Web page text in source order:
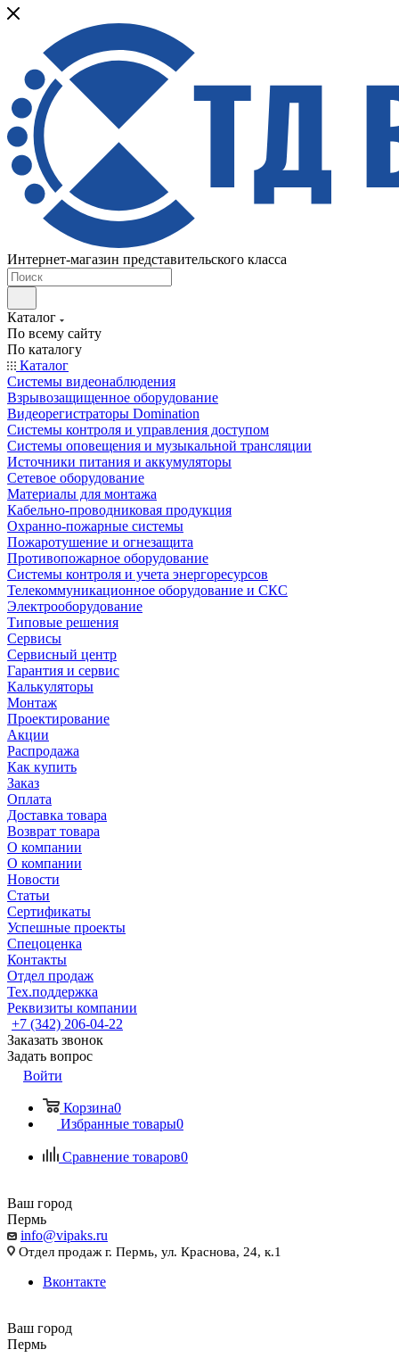
Интернет-магазин представительского класса
Каталог
По всему сайту
По каталогу
Каталог
Системы видеонаблюдения
Взрывозащищенное оборудование
Видеорегистраторы Domination
Системы контроля и управления доступом
Системы оповещения и музыкальной трансляции
Источники питания и аккумуляторы
Сетевое оборудование
Материалы для монтажа
Кабельно-проводниковая продукция
Охранно-пожарные системы
Пожаротушение и огнезащита
Противопожарное оборудование
Системы контроля и учета энергоресурсов
Телекоммуникационное оборудование и СКС
Электрооборудование
Типовые решения
Сервисы
Сервисный центр
Гарантия и сервис
Калькуляторы
Монтаж
Проектирование
Акции
Распродажа
Как купить
Заказ
Оплата
Доставка товара
Возврат товара
О компании
О компании
Новости
Статьи
Сертификаты
Успешные проекты
Спецоценка
Контакты
Отдел продаж
Тех.поддержка
Реквизиты компании
+7 (342) 206-04-22
Заказать звонок
Задать вопрос
Войти
Корзина0
Избранные товары0
Сравнение товаров0
Ваш город
Пермь
info@vipaks.ru
Отдел продаж г. Пермь, ул. Краснова, 24, к.1
Вконтакте
Ваш город
Пермь